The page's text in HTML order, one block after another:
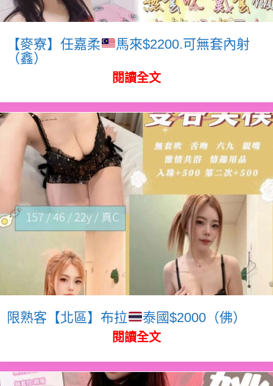
【麥寮】任嘉柔
馬來$2200.可無套內射
（鑫）
閱讀全文
限熟客【北區】布拉 泰國$2000（佛）
閱讀全文